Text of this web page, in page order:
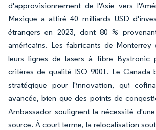
d'approvisionnement de l'Asie vers
Mexique a attiré 40 milliards USD
étrangers en 2023, dont 80 %
américains. Les fabricants de Monterrey
leurs lignes de lasers à fibre Bystronic
critères de qualité ISO 9001. Le Canada
stratégique pour l'innovation, qui
avancée, bien que des points de
Ambassador soulignent la nécessité
source. À court terme, la relocalisation